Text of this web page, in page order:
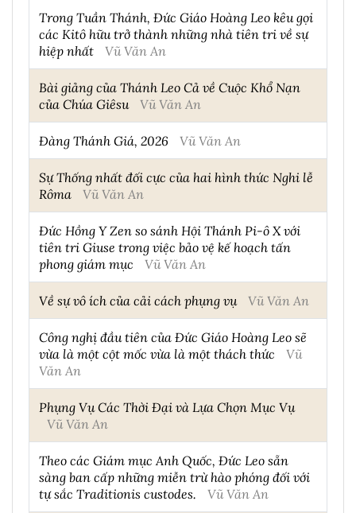
Trong Tuần Thánh, Đức Giáo Hoàng Leo kêu gọi
các Kitô hữu trở thành những nhà tiên tri về sự
hiệp nhất
Vũ Văn An
Bài giảng của Thánh Leo Cả về Cuộc Khổ Nạn
của Chúa Giêsu
Vũ Văn An
Đàng Thánh Giá, 2026 Vũ Văn An
Sự Thống nhất đối cực của hai hình thức Nghi lễ
Rôma
Vũ Văn An
Đức Hồng Y Zen so sánh Hội Thánh Pi-ô X với
tiên tri Giuse trong việc bảo vệ kế hoạch tấn
phong giám mục
Vũ Văn An
Về sự vô ích của cải cách phụng vụ Vũ Văn An
Công nghị đầu tiên của Đức Giáo Hoàng Leo sẽ
vừa là một cột mốc vừa là một thách thức
Vũ
Văn An
Phụng Vụ Các Thời Đại và Lựa Chọn Mục Vụ
Vũ Văn An
Theo các Giám mục Anh Quốc, Đức Leo sẵn
sàng ban cấp những miễn trừ hào phóng đối với
tự sắc Traditionis custodes.
Vũ Văn An